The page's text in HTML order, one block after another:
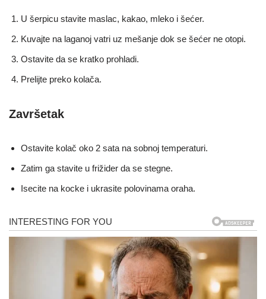
U šerpicu stavite maslac, kakao, mleko i šećer.
Kuvajte na laganoj vatri uz mešanje dok se šećer ne otopi.
Ostavite da se kratko prohladi.
Prelijte preko kolača.
Završetak
Ostavite kolač oko 2 sata na sobnoj temperaturi.
Zatim ga stavite u frižider da se stegne.
Isecite na kocke i ukrasite polovinama oraha.